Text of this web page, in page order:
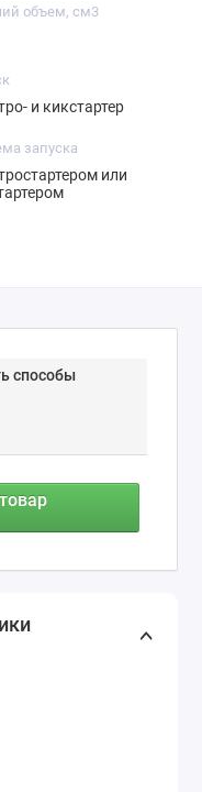
объем, см3
и кикстартер
запуска
или
способы